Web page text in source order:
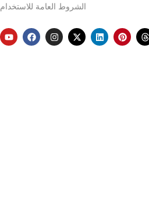
الشروط العامة للاستخدام